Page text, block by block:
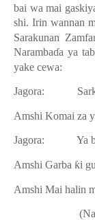
bai wa mai
shi. Irin wannan
Sarakunan
Narambaɗa ya
yake cewa:
Jagora:
Amshi Komai za
Jagora: Ya
Amshi Garba ƙi
Amshi Mai halin